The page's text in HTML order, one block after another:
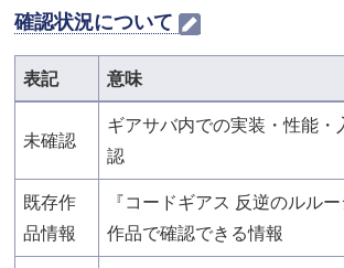
確認状況について
表記 意味
未確認
ギアサバ内での実装・性能・
認
既存作
品情報
『コードギアス 反逆のルル
作品で確認できる情報